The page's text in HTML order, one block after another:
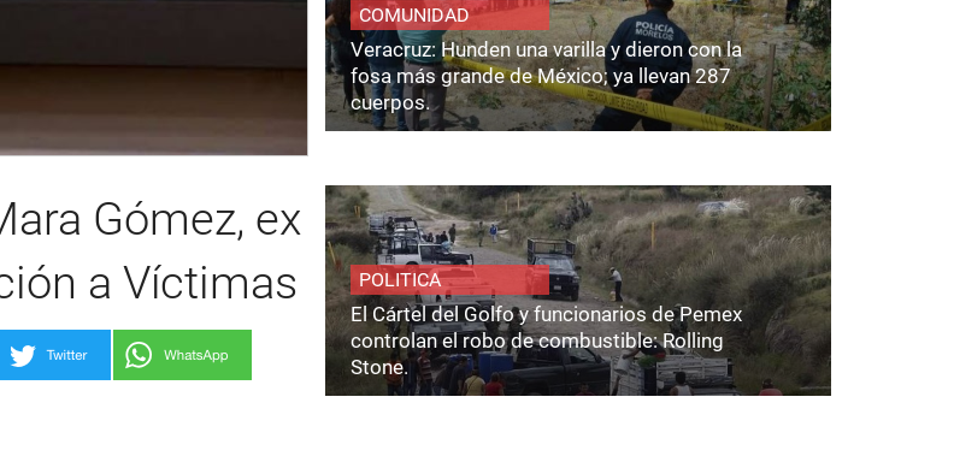
Gómez, ex
a Víctimas
COMUNIDAD
Veracruz: Hunden una varilla y dieron con la
fosa más grande de México; ya llevan 287
cuerpos.
POLITICA
El Cártel del Golfo y funcionarios de Pemex
controlan el robo de combustible: Rolling
Stone.